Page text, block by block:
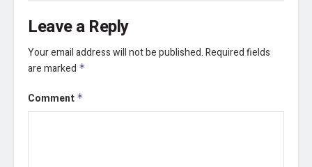
Leave a Reply
Your email address will not be published.Required fields
are marked *
Comment *